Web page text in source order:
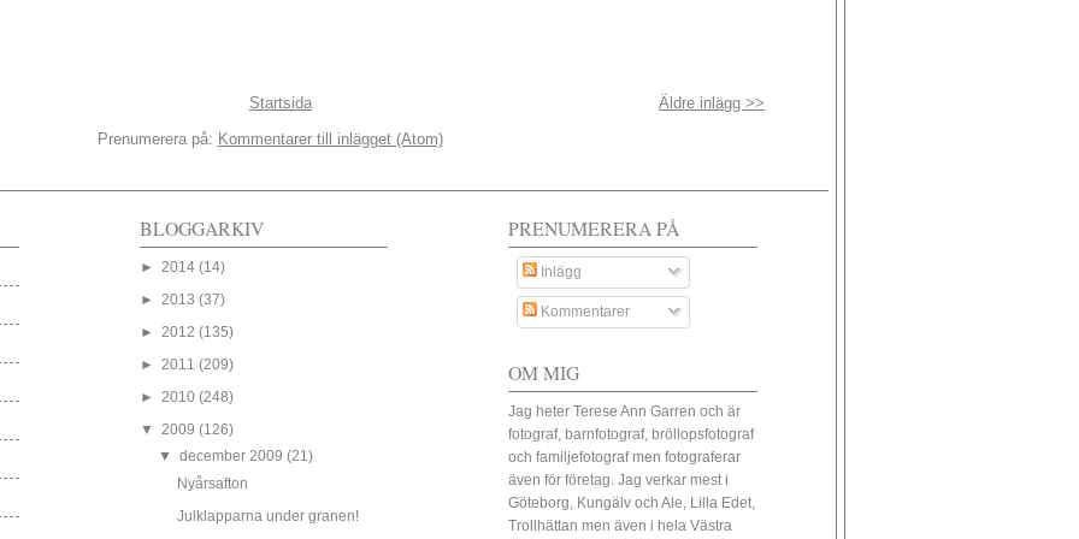
Äldre inlägg >>
Startsida
Prenumerera på: Kommentarer till inlägget (Atom)
BLOGGARKIV
►2014(14)
►2013(37)
►2012(135)
►2011(209)
►2010(248)
▼2009(126)
▼december 2009(21)
Nyårsafton
Julklapparna under granen!
PRENUMERERA PÅ
Inlägg
Kommentarer
OM MIG
Jag heter Terese Ann Garren och är
fotograf, barnfotograf, bröllopsfotograf
och familjefotograf men fotograferar
även för företag. Jag verkar mest i
Göteborg, Kungälv och Ale, Lilla Edet,
Trollhättan men även i hela Västra